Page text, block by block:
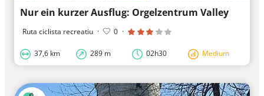
Nur ein kurzer Ausflug: Orgelzentrum Valley
Ruta ciclista recreatiu · 0 ·
37,6 km 289 m 02h30 Medium